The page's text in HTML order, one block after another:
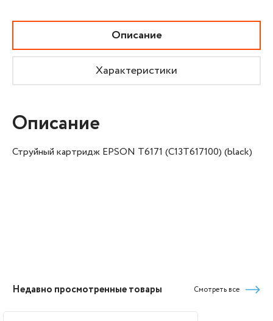
Описание
Характеристики
Описание
Струйный картридж EPSON T6171 (C13T617100) (black)
Недавно просмотренные товары Смотреть все